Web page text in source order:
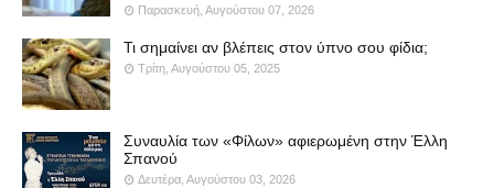
Παρασκευή, Αυγούστου 07, 2026
Τι σημαίνει αν βλέπεις στον ύπνο σου φίδια;
Τρίτη, Αυγούστου 05, 2025
Συναυλία των «Φίλων» αφιερωμένη στην Έλλη
Σπανού
Δευτέρα, Αυγούστου 03, 2026